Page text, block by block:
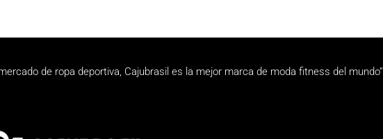
de ropa deportiva, Cajubrasil es la mejor marca de moda fitness del mundo”